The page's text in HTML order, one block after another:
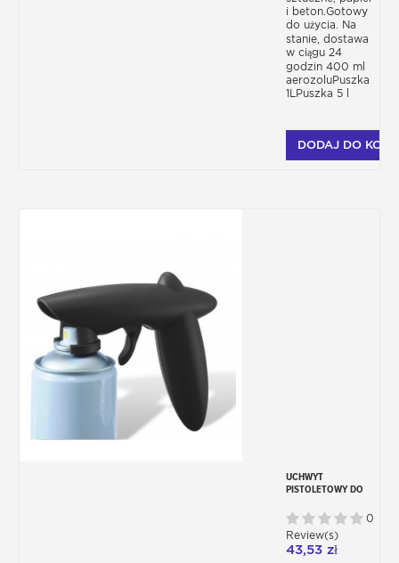
i beton.Gotowy
do użycia. Na
stanie, dostawa
w ciągu 24
godzin 400 ml
aerozoluPuszka
1LPuszka 5 l
DODAJ DO
UCHWYT
PISTOLETOWY DO
0
Review(s)
43,53 zł